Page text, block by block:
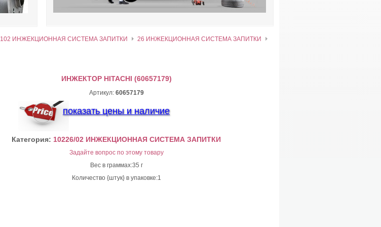
102 ИНЖЕКЦИОННАЯ СИСТЕМА ЗАПИТКИ
26 ИНЖЕКЦИОННАЯ СИСТЕМА ЗАПИТКИ
ИНЖЕКТОР HITACHI (60657179)
Артикул: 60657179
показать цены и наличие
Категория: 10226/02 ИНЖЕКЦИОННАЯ СИСТЕМА ЗАПИТКИ
Задайте вопрос по этому товару
Вес в граммах:35 г
Количество {штук} в упаковке:1